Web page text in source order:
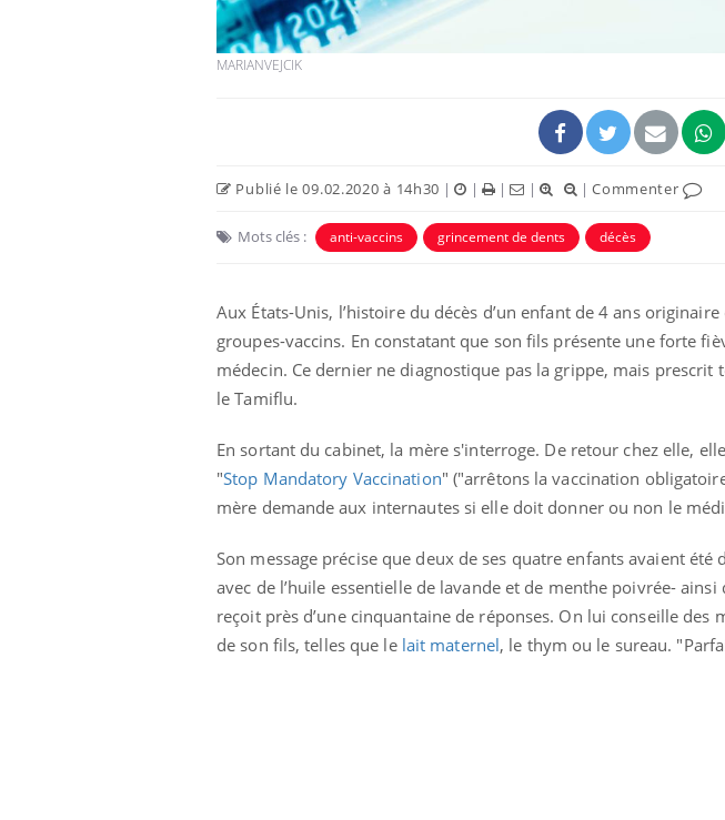
MARIANVEJCIK
Publié le 09.02.2020 à 14h30 | | | | |Commenter
Mots clés : anti-vaccins grincement de dents décès
Aux États-Unis, l’histoire du décès d’un enfant de 4 ans originaire
groupes-vaccins. En constatant que son fils présente une forte
médecin. Ce dernier ne diagnostique pas la grippe, mais
le Tamiflu.
En sortant du cabinet, la mère s'interroge. De retour chez elle,
"Stop Mandatory Vaccination" ("arrêtons la vaccination
mère demande aux internautes si elle doit donner ou non le
Son message précise que deux de ses quatre enfants avaient
avec de l’huile essentielle de lavande et de menthe poivrée- ainsi
reçoit près d’une cinquantaine de réponses. On lui conseille des
de son fils, telles que lelait maternel, le thym ou le sureau.
Youtube
carence en fer sont multiples ce qui la rend
osait en parler??Youtube
patients comme parfois chez les